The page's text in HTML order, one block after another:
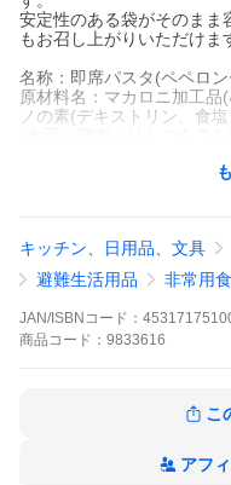
安定性のある袋がそのまま
もお召し上がりいただけま
名称：即席パスタ(ペペロ
原材料名：マカロニ加工品
ノの素(デキストリン、食
う、バジル)/調味料(アミ
内容量：56.3g
賞味期限：別途商品ラベル
アレルギー物質：小麦、ご
保存方法：直射日光、高温
い。
製造者または輸入者、販売
※商品リニューアルに伴い
キッチン、日用品、文具
避難生活用品
非常用
JAN/ISBNコード：
商品 コード： 9833616
こ
アフ